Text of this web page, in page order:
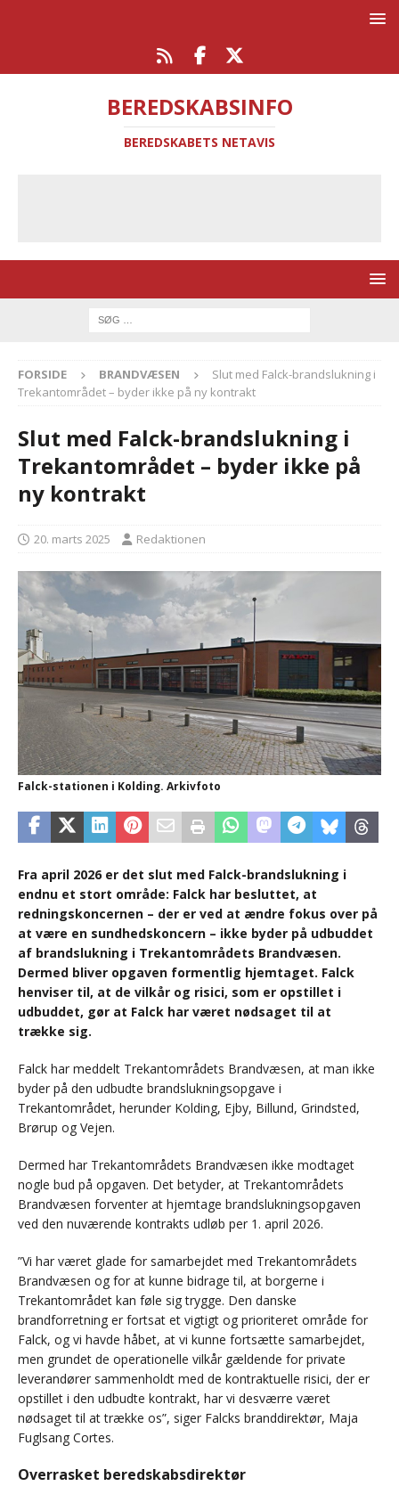
BEREDSKABSINFO
BEREDSKABETS NETAVIS
FORSIDE BRANDVÆSEN
Slut med Falck-brandslukning i
Trekantområdet – byder ikke på ny kontrakt
Slut med Falck-brandslukning i
Trekantområdet – byder ikke på
ny kontrakt
20. marts 2025 Redaktionen
Falck-stationen i Kolding. Arkivfoto
Fra april 2026 er det slut med Falck-brandslukning i
endnu et stort område: Falck har besluttet, at
redningskoncernen – der er ved at ændre fokus over på
at være en sundhedskoncern – ikke byder på udbuddet
af brandslukning i Trekantområdets Brandvæsen.
Dermed bliver opgaven formentlig hjemtaget. Falck
henviser til, at de vilkår og risici, som er opstillet i
udbuddet, gør at Falck har været nødsaget til at
trække sig.
Falck har meddelt Trekantområdets Brandvæsen, at man ikke
byder på den udbudte brandslukningsopgave i
Trekantområdet, herunder Kolding, Ejby, Billund, Grindsted,
Brørup og Vejen.
Dermed har Trekantområdets Brandvæsen ikke modtaget
nogle bud på opgaven. Det betyder, at Trekantområdets
Brandvæsen forventer at hjemtage brandslukningsopgaven
ved den nuværende kontrakts udløb per 1. april 2026.
”Vi har været glade for samarbejdet med Trekantområdets
Brandvæsen og for at kunne bidrage til, at borgerne i
Trekantområdet kan føle sig trygge. Den danske
brandforretning er fortsat et vigtigt og prioriteret område for
Falck, og vi havde håbet, at vi kunne fortsætte samarbejdet,
men grundet de operationelle vilkår gældende for private
leverandører sammenholdt med de kontraktuelle risici, der er
opstillet i den udbudte kontrakt, har vi desværre været
nødsaget til at trække os”, siger Falcks branddirektør, Maja
Fuglsang Cortes.
Overrasket beredskabsdirektør